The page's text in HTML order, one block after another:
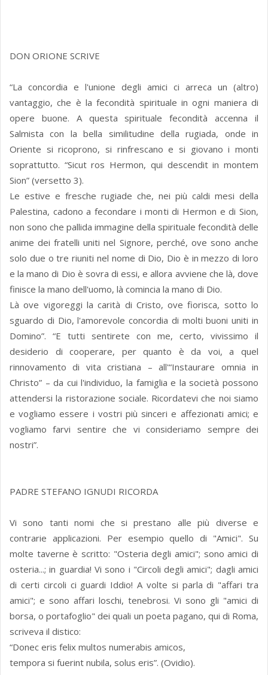
DON ORIONE SCRIVE
“La concordia e l'unione degli amici ci arreca un (altro)
vantaggio, che è la fecondità spirituale in ogni maniera di
opere buone. A questa spirituale fecondità accenna il
Salmista con la bella similitudine della rugiada, onde in
Oriente si ricoprono, si rinfrescano e si giovano i monti
soprattutto. “Sicut ros Hermon, qui descendit in montem
Sion” (versetto 3).
Le estive e fresche rugiade che, nei più caldi mesi della
Palestina, cadono a fecondare i monti di Hermon e di Sion,
non sono che pallida immagine della spirituale fecondità delle
anime dei fratelli uniti nel Signore, perché, ove sono anche
solo due o tre riuniti nel nome di Dio, Dio è in mezzo di loro
e la mano di Dio è sovra di essi, e allora avviene che là, dove
finisce la mano dell'uomo, là comincia la mano di Dio.
Là ove vigoreggi la carità di Cristo, ove fiorisca, sotto lo
sguardo di Dio, l'amorevole concordia di molti buoni uniti in
Domino”. “E tutti sentirete con me, certo, vivissimo il
desiderio di cooperare, per quanto è da voi, a quel
rinnovamento di vita cristiana – all'“Instaurare omnia in
Christo” – da cui l'individuo, la famiglia e la società possono
attendersi la ristorazione sociale. Ricordatevi che noi siamo
e vogliamo essere i vostri più sinceri e affezionati amici; e
vogliamo farvi sentire che vi consideriamo sempre dei
nostri”.
PADRE STEFANO IGNUDI RICORDA
Vi sono tanti nomi che si prestano alle più diverse e
contrarie applicazioni. Per esempio quello di "Amici". Su
molte taverne è scritto: "Osteria degli amici"; sono amici di
osteria...; in guardia! Vi sono i "Circoli degli amici"; dagli amici
di certi circoli ci guardi Iddio! A volte si parla di "affari tra
amici"; e sono affari loschi, tenebrosi. Vi sono gli "amici di
borsa, o portafoglio" dei quali un poeta pagano, qui di Roma,
scriveva il distico:
“Donec eris felix multos numerabis amicos,
tempora si fuerint nubila, solus eris”. (Ovidio).